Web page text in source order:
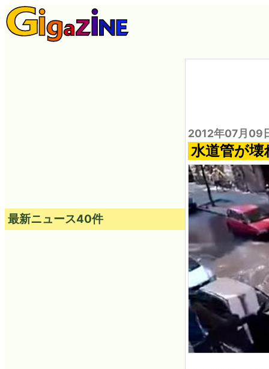
2012年07月09
水道管が
最新ニュース40件